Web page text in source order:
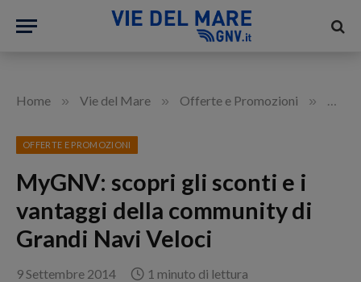
Home » Vie del Mare » Offerte e Promozioni »
OFFERTE E PROMOZIONI
MyGNV: scopri gli sconti e i
vantaggi della community di
Grandi Navi Veloci
9 Settembre 2014 1 minuto di lettura